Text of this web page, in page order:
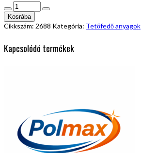
Tondach
kezdő
gerinccserép
hornyolt
Kosrába
Cikkszám: 2688 Kategória: Tetőfedő anyagok
Kapcsolódó termékek